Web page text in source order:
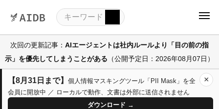
次回の更新記事： AIエージェントは社内ルールより「目の前の指
示」を優先してしまうことがある （公開予定日：2026年08月07日）
【8月31日まで】 個人情報マスキングツール「PII Mask」を全
会員に開放中 ／ ローカルで動作、文書は外部に送信されません
ダウンロード →
×